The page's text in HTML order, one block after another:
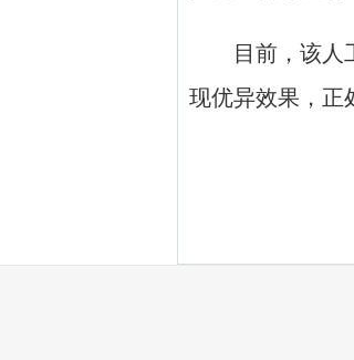
目前，该人工
现优异效果，正